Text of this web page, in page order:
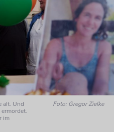
alt. Und
im
Foto: Gregor Zielke